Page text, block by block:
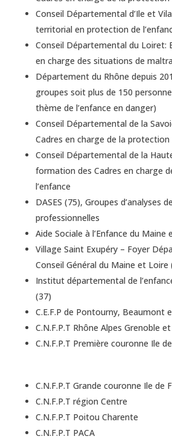
Conseil Départemental d’Ile et
territorial en protection de
Conseil Départemental du Loiret:
en charge des situations de
Département du Rhône depuis
groupes soit plus de 150
thème de l’enfance en danger)
Conseil Départemental de la
Cadres en charge de la protection
Conseil Départemental de la
formation des Cadres en charge
l’enfance
DASES (75), Groupes d’analyses
professionnelles
Aide Sociale à l’Enfance du Maine
Village Saint Exupéry – Foyer
Conseil Général du Maine et Loire
Institut départemental de
(37)
C.E.F.P de Pontourny, Beaumont
C.N.F.P.T Rhône Alpes Grenoble
C.N.F.P.T Première couronne Ile
C.N.F.P.T Grande couronne Ile de
C.N.F.P.T région Centre
C.N.F.P.T Poitou Charente
C.N.F.P.T PACA